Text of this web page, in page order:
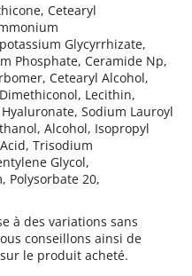
Cetearyl
Glycyrrhizate,
Phosphate, Ceramide Np,
Cetearyl Alcohol,
Lecithin,
Sodium Lauroyl
Alcohol, Isopropyl
Trisodium
Glycol,
Polysorbate 20,
à des variations sans
conseillons ainsi de
le produit acheté.